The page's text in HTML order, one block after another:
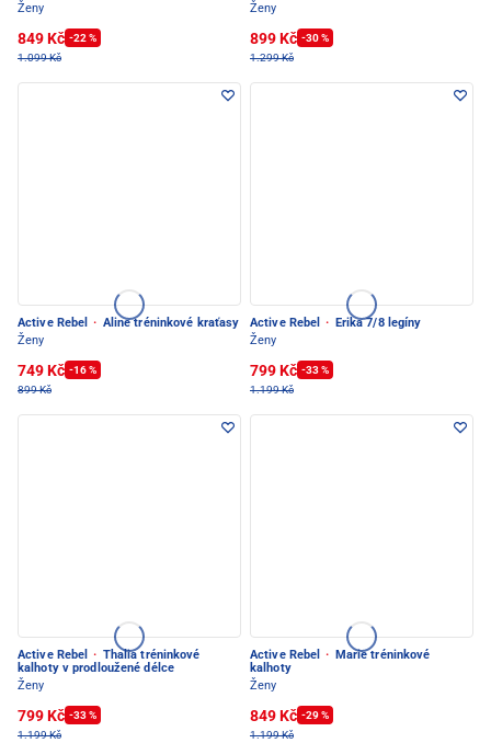
Ženy
849 Kč -22 %
1.099 Kč
Ženy
899 Kč -30 %
1.299 Kč
Active Rebel · Aline tréninkové kraťasy
Ženy
749 Kč -16 %
899 Kč
Active Rebel ·
Erika 7/8 legíny
Ženy
799 Kč -33 %
1.199 Kč
Active Rebel · Thalia tréninkové
kalhoty v prodloužené délce
Ženy
799 Kč -33 %
1.199 Kč
Active Rebel ·
Marie tréninkové
kalhoty
Ženy
849 Kč -29 %
1.199 Kč